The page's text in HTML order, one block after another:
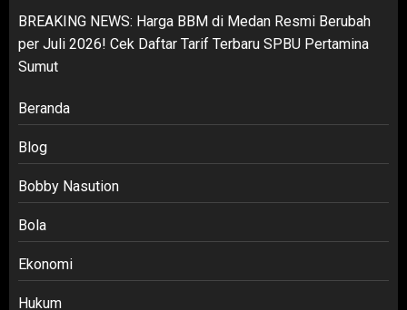
BREAKING NEWS: Harga BBM di Medan Resmi Berubah
per Juli 2026! Cek Daftar Tarif Terbaru SPBU Pertamina
Sumut
Beranda
Blog
Bobby Nasution
Bola
Ekonomi
Hukum